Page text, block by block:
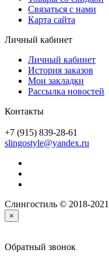
Связаться с нами
Карта сайта
Личный кабинет
Личный кабинет
История заказов
Мои закладки
Рассылка новостей
Контакты
+7 (915) 839-28-61
slingostyle@yandex.ru
Слингостиль © 2018-2021
×
Обратный звонок